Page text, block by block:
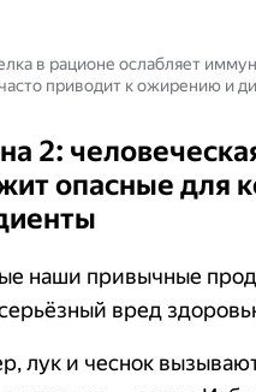
в рационе ослабляет
приводит к ожирению и
2:
опасные для
наши привычные
вред
лук и чеснок